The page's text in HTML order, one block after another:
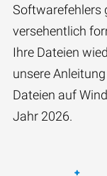
Softwarefehlers
versehentlich
Ihre Dateien
unsere
Dateien auf
Jahr 2026.